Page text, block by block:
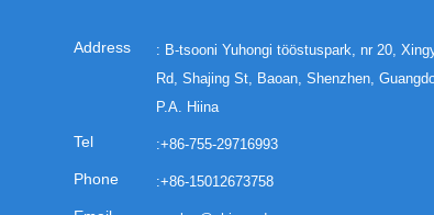
: B-tsooni Yuhongi tööstuspark, nr 20,
Rd, Shajing St, Baoan, Shenzhen,
P.A. Hiina
:+86-755-29716993
:+86-15012673758